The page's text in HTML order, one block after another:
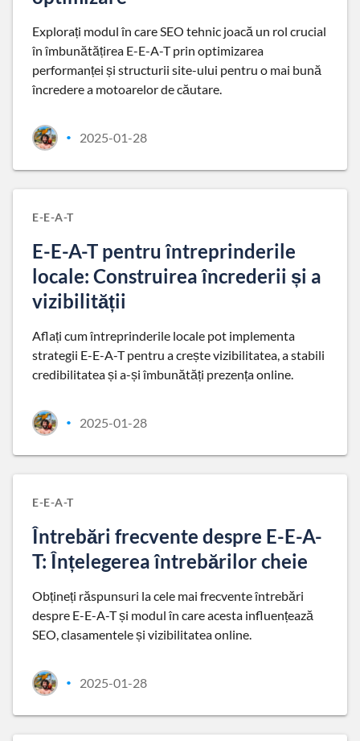
Explorați modul în care SEO tehnic joacă un rol crucial
în îmbunătățirea E-E-A-T prin optimizarea
performanței și structurii site-ului pentru o mai bună
încredere a motoarelor de căutare.
• 2025-01-28
E-E-A-T
E-E-A-T pentru întreprinderile
locale: Construirea încrederii și a
vizibilității
Aflați cum întreprinderile locale pot implementa
strategii E-E-A-T pentru a crește vizibilitatea, a stabili
credibilitatea și a-și îmbunătăți prezența online.
• 2025-01-28
E-E-A-T
Întrebări frecvente despre E-E-A-
T: Înțelegerea întrebărilor cheie
Obțineți răspunsuri la cele mai frecvente întrebări
despre E-E-A-T și modul în care acesta influențează
SEO, clasamentele și vizibilitatea online.
• 2025-01-28